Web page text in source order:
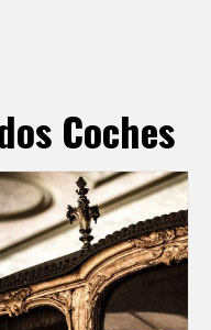
Coches